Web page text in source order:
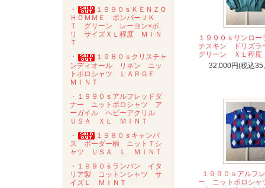
・
１９９０ｓＫＥＮＺＯ
ＨＯＭＭＥ ボンバーＪＫ
Ｔ グリーン レーヨン×ポ
リ サイズＸＬ程度 ＭＩＮ
Ｔ
・
１９８０ｓクリスチャ
ンディオール リネン ニッ
トポロシャツ ＬＡＲＧＥ
ＭＩＮＴ
・１９９０ｓアルフレッドダ
ナー ニットポロシャツ ア
ーガイル ヘビーアクリル
ＵＳＡ ＸＬ ＭＩＮＴ
・
１９８０ｓキャンパ
ス ボーダー柄 ニットＴシ
ャツ ＵＳＡ Ｌ ＭＩＮＴ
・１９９０ｓランバン イタ
リア製 コットンシャツ サ
イズＬ ＭＩＮＴ
１９９０ｓサンロ
チスキン ドリズ
グリーン ＸＬ程
32,000円(税込
１９９０ｓアルフ
ー ニットポロシ